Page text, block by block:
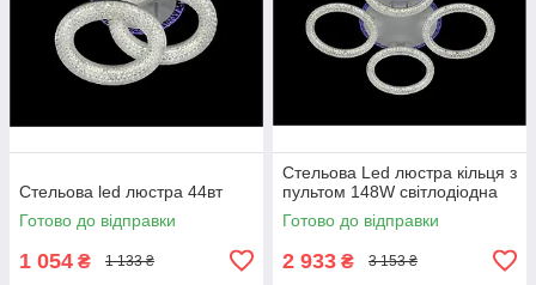
Стельова led люстра 44вт
Готово до відправки
1 054 ₴ 1 133 ₴
Стельова Led люстра кільця з
пультом 148W світлодіодна
Готово до відправки
2 933 ₴ 3 153 ₴